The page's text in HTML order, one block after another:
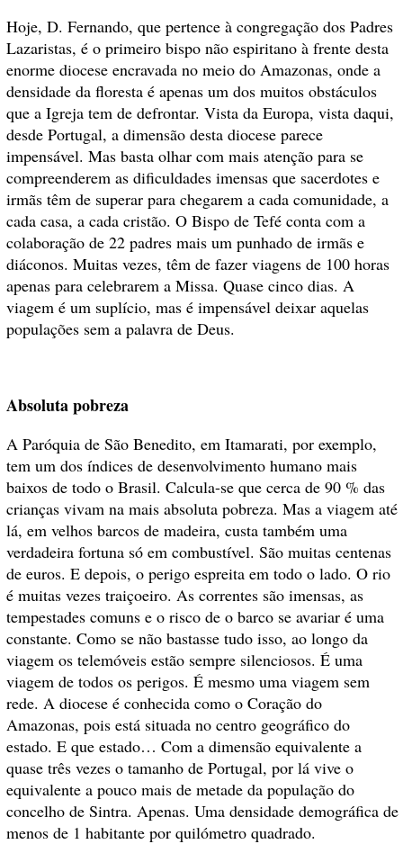
Hoje, D. Fernando, que pertence à congregação dos Padres
Lazaristas, é o primeiro bispo não espiritano à frente desta
enorme diocese encravada no meio do Amazonas, onde a
densidade da floresta é apenas um dos muitos obstáculos
que a Igreja tem de defrontar. Vista da Europa, vista daqui,
desde Portugal, a dimensão desta diocese parece
impensável. Mas basta olhar com mais atenção para se
compreenderem as dificuldades imensas que sacerdotes e
irmãs têm de superar para chegarem a cada comunidade, a
cada casa, a cada cristão. O Bispo de Tefé conta com a
colaboração de 22 padres mais um punhado de irmãs e
diáconos. Muitas vezes, têm de fazer viagens de 100 horas
apenas para celebrarem a Missa. Quase cinco dias. A
viagem é um suplício, mas é impensável deixar aquelas
populações sem a palavra de Deus.
Absoluta pobreza
A Paróquia de São Benedito, em Itamarati, por exemplo,
tem um dos índices de desenvolvimento humano mais
baixos de todo o Brasil. Calcula-se que cerca de 90 % das
crianças vivam na mais absoluta pobreza. Mas a viagem até
lá, em velhos barcos de madeira, custa também uma
verdadeira fortuna só em combustível. São muitas centenas
de euros. E depois, o perigo espreita em todo o lado. O rio
é muitas vezes traiçoeiro. As correntes são imensas, as
tempestades comuns e o risco de o barco se avariar é uma
constante. Como se não bastasse tudo isso, ao longo da
viagem os telemóveis estão sempre silenciosos. É uma
viagem de todos os perigos. É mesmo uma viagem sem
rede. A diocese é conhecida como o Coração do
Amazonas, pois está situada no centro geográfico do
estado. E que estado… Com a dimensão equivalente a
quase três vezes o tamanho de Portugal, por lá vive o
equivalente a pouco mais de metade da população do
concelho de Sintra. Apenas. Uma densidade demográfica de
menos de 1 habitante por quilómetro quadrado.